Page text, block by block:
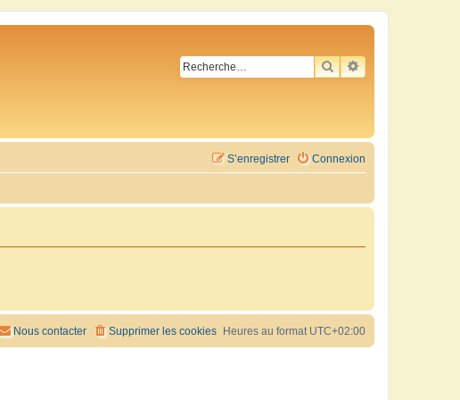
RECHERCHER
RECHERCHE
Connexion
S’enregistrer
Heures au format UTC+02:00
Supprimer les cookies
Nous contacter